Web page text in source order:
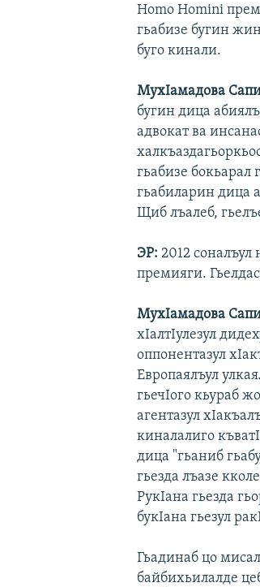
Homo Homini
гьабизе бугин
буго кинали.
МухIамадова
бугин дица
адвокат ва
гьабизе бокьарал
гьабиларин дица
Щиб лъалеб,
ЭР: 2012
премияги.
МухIамадова
хIалтIулезул
оппонентазул
Европаялъул
гьечIого кьураб
агентазул
киналалиго
дица "гьаниб
гьезда лъазе
РукIана гьезда
букIана гьезул
Гьадинаб цо
байбихьилалде